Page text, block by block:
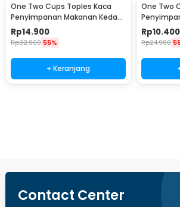
One Two Cups Toples Kaca
Penyimpanan Makanan Kedap
Udara Glass Jar 410ml - GH1270
Rp14.900
Rp32.900 55%
+ Keranjang
One Two
Udara
GH1270
Rp10.400
Rp24.900
Contact Center